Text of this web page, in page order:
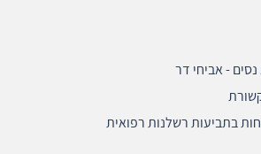
נסים - אביחי דר
בתביעות רשלנות רפואית